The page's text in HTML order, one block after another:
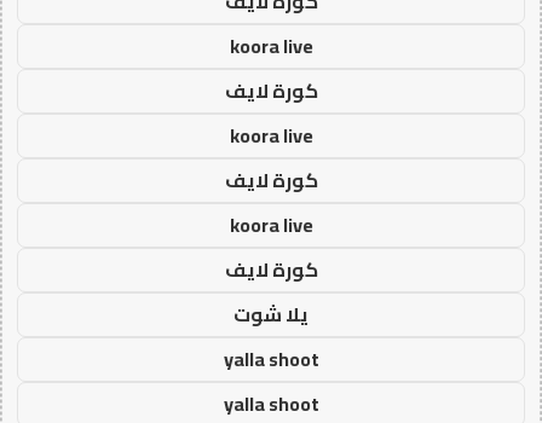
koora live
كورة لايف
koora live
كورة لايف
koora live
كورة لايف
يلا شوت
yalla shoot
yalla shoot